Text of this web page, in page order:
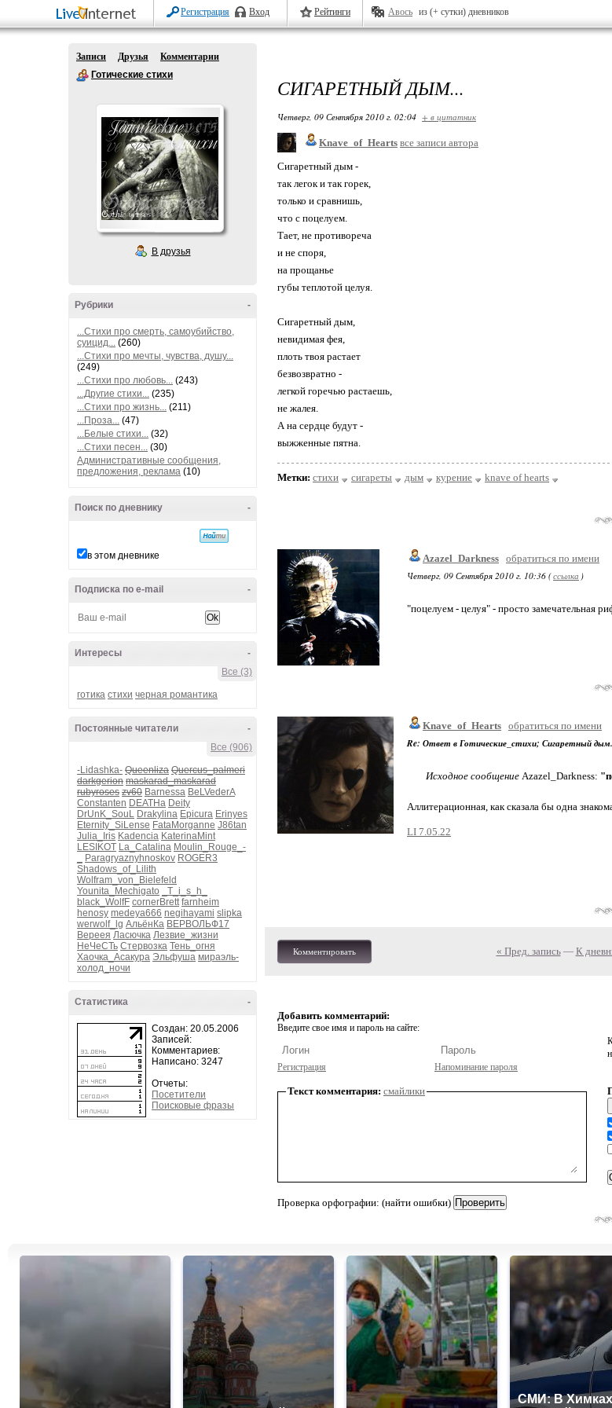
Регистрация Вход Рейтинги Авось из (+ сутки) дневников
Записи Друзья
Комментарии
Готические стихи
В друзья
-
Рубрики
...Стихи про смерть, самоубийство,
суицид... (260)
...Стихи про мечты, чувства, душу...
(249)
...Стихи про любовь... (243)
...Другие стихи... (235)
...Стихи про жизнь... (211)
...Проза... (47)
...Белые стихи... (32)
...Стихи песен... (30)
Административные сообщения,
предложения, реклама (10)
-
Поиск по дневнику
в этом дневнике
-
Подписка по e-mail
-
Интересы
Все (3)
готика стихи черная романтика
-
Постоянные читатели
Все (906)
-Lidashka- Queenliza Quercus_palmeri
darkgerion maskarad_maskarad
rubyroses zv60 Barnessa BeLVederA
Constanten DEATHa Deity
DrUnK_SouL Drakylina Epicura Erinyes
Eternity_SiLense FataMorganne J86tan
Julia_Iris Kadencia KaterinaMint
LESIKOT La_Catalina Moulin_Rouge_-
Paragryaznyhnoskov ROGER3
Shadows_of_Lilith
Wolfram_von_Bielefeld
Younita_Mechigato
_T_i_s_h_
black_WolfF cornerBrett farnheim
henosy medeya666 negihayami slipka
werwolf_lg АльёнКа ВЕРВОЛЬФ17
Вереея Ласючка Лезвие_жизни
НеЧеСТь Стервозка Тень_огня
Хаочка_Асакура Эльфуша мираэль-
холод_ночи
-
Статистика
Создан: 20.05.2006
Записей:
Комментариев:
Написано: 3247
Отчеты:
Посетители
Поисковые фразы
СИГАРЕТНЫЙ ДЫМ...
Четверг, 09 Сентября 2010 г. 02:04 + в цитатник
Knave_of_Hearts все записи автора
Сигаретный дым -
так легок и так горек,
только и сравнишь,
что с поцелуем.
Тает, не противореча
и не споря,
на прощанье
губы теплотой целуя.
Сигаретный дым,
невидимая фея,
плоть твоя растает
безвозвратно -
легкой горечью растаешь,
не жалея.
А на сердце будут -
выжженные пятна.
Метки: стихи сигареты дым курение knave of hearts
Azazel_Darkness обратиться по имени
Четверг, 09 Сентября 2010 г. 10:36 (ссылка )
"поцелуем - целуя" - просто замечательная
Knave_of_Hearts обратиться по имени
Re: Ответ в Готические_стихи; Сигаретный
Исходное сообщение Azazel_Darkness:
Аллитерационная, как сказала бы одна
LI 7.05.22
Комментировать « Пред. запись— К
Добавить комментарий:
Введите свое имя и пароль на сайте:
Регистрация Напоминание пароля
Текст комментария: смайлики
Проверка орфографии: (найти ошибки)
СМИ: В